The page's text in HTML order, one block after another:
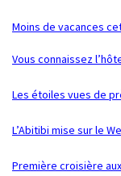
Moins de vacances
Vous connaissez
Les étoiles vues de
L’Abitibi mise sur le
Première croisière